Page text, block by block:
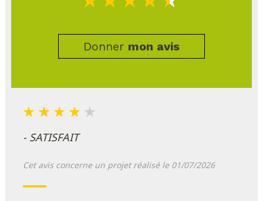
Donner mon avis
- SATISFAIT
Cet avis concerne un projet réalisé le 01/07/2026